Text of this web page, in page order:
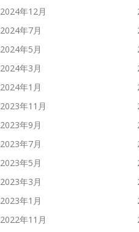
2024年12月
2024年7月
2024年5月
2024年3月
2024年1月
2023年11月
2023年9月
2023年7月
2023年5月
2023年3月
2023年1月
2022年11月